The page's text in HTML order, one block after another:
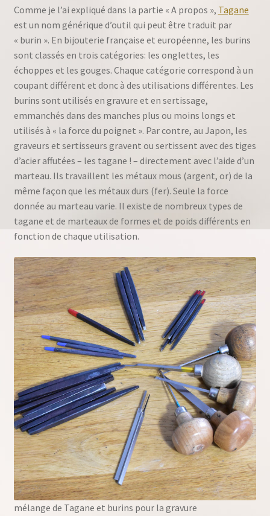
Comme je l’ai expliqué dans la partie « A propos », Tagane
est un nom générique d’outil qui peut être traduit par
« burin ». En bijouterie française et européenne, les burins
sont classés en trois catégories: les onglettes, les
échoppes et les gouges. Chaque catégorie correspond à un
coupant différent et donc à des utilisations différentes. Les
burins sont utilisés en gravure et en sertissage,
emmanchés dans des manches plus ou moins longs et
utilisés à « la force du poignet ». Par contre, au Japon, les
graveurs et sertisseurs gravent ou sertissent avec des tiges
d’acier affutées – les tagane ! – directement avec l’aide d’un
marteau. Ils travaillent les métaux mous (argent, or) de la
même façon que les métaux durs (fer). Seule la force
donnée au marteau varie. Il existe de nombreux types de
tagane et de marteaux de formes et de poids différents en
fonction de chaque utilisation.
mélange de Tagane et burins pour la gravure